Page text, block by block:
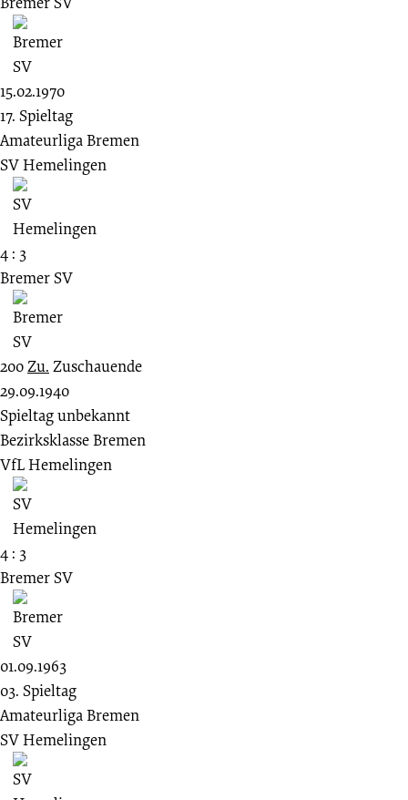
15.02.1970
17. Spieltag
Amateurliga Bremen
SV Hemelingen
4 : 3
Bremer SV
200Zu. Zuschauende
29.09.1940
Spieltag unbekannt
Bezirksklasse Bremen
VfL Hemelingen
4 : 3
Bremer SV
01.09.1963
03. Spieltag
Amateurliga Bremen
SV Hemelingen